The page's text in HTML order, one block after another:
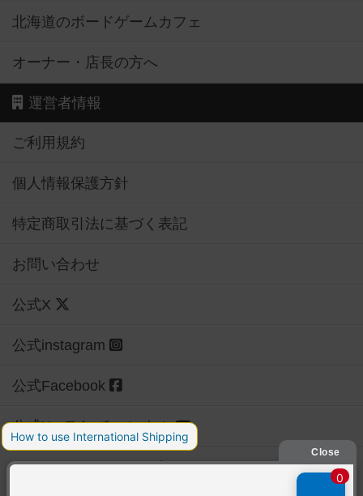
北海道のボードゲームカフェ
オーナー・店長の方へ
運営者情報
ご利用規約
個人情報保護方針
特定商取引法に基づく表記
お問い合わせ
公式X
公式instagram
公式Facebook
公式YouTubeチャンネル
Copyright (c)